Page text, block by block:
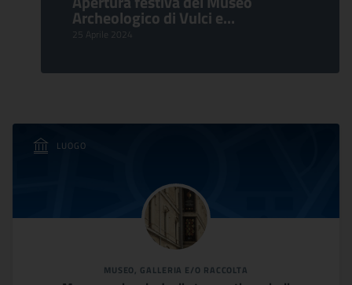
Archeologico di Vulci e...
25 Aprile 2024
LUOGO
MUSEO, GALLERIA E/O RACCOLTA